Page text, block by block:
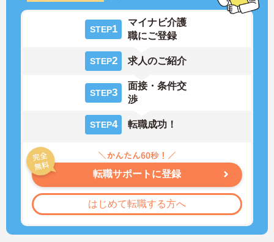
STEP1
マイナビ介護
職にご登録
STEP2 求人のご紹介
STEP3
面接・条件交
渉
STEP4 転職成功！
転職サポートに登録
はじめて転職する方へ